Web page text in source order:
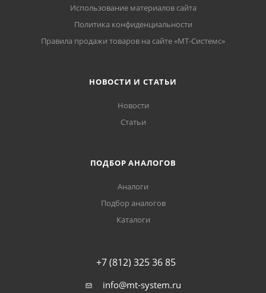
Использование материалов сайта
Политика конфиденциальности
Правила продажи товаров на сайте «МТ-Системс»
НОВОСТИ И СТАТЬИ
Новости
Статьи
ПОДБОР АНАЛОГОВ
Аналоги
Подбор аналогов
Каталоги
+7 (812) 325 36 85
info@mt-system.ru